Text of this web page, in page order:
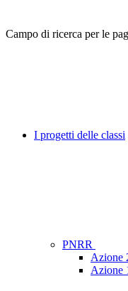
Campo di ricerca per le
I progetti delle classi
PNRR
Azione
Azione